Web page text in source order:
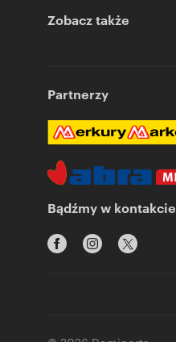
Zobacz także
Partnerzy
Bądźmy w kontakcie